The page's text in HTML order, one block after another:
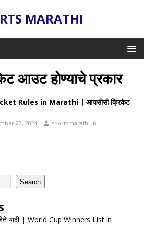
MARATHI
आउट होण्याचे प्रकार
Rules in Marathi | आयसीसी क्रिकेट
23, 2024 sportsmarathi.in
Search
यादी | World Cup Winners List in